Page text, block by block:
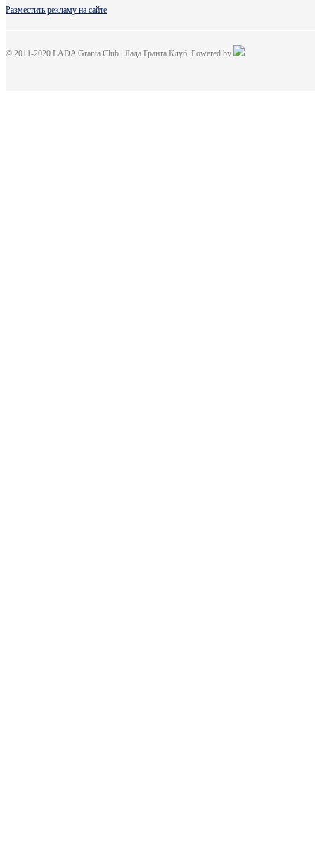
Разместить рекламу на сайте
© 2011-2020 LADA Granta Club | Лада Гранта Клуб. Powered by